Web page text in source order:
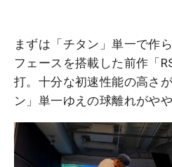
まずは「チタン」単一で作
フェースを搭載した前作「
打。十分な初速性能の高さ
ン」単一ゆえの球離れがや